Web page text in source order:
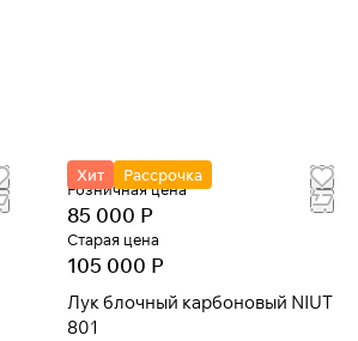
Хит Рассрочка
Розничная цена
85 000 Р
Старая цена
105 000 Р
Лук блочный карбоновый NIUT
801